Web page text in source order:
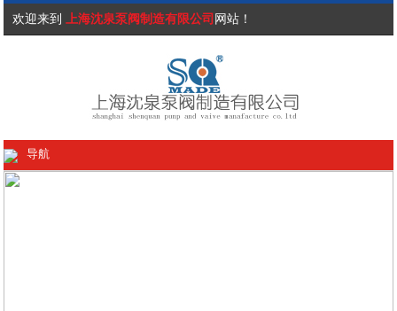
欢迎来到 上海沈泉泵阀制造有限公司 网站！
导航